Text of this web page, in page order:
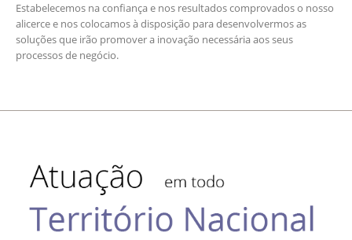
Estabelecemos na confiança e nos resultados comprovados o nosso
alicerce e nos colocamos à disposição para desenvolvermos as
soluções que irão promover a inovação necessária aos seus
processos de negócio.